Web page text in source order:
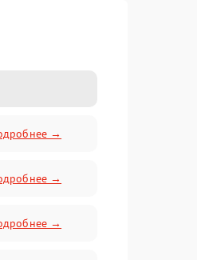
→
→
→